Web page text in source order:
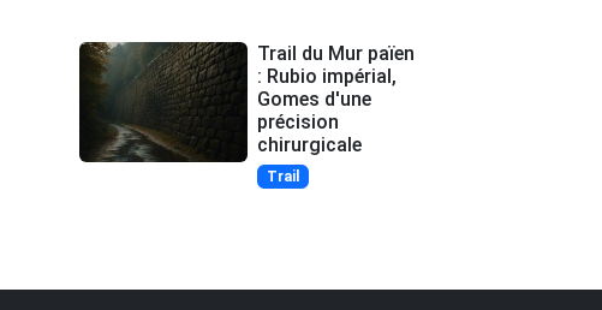
Trail du Mur païen
: Rubio impérial,
Gomes d'une
précision
chirurgicale
Trail